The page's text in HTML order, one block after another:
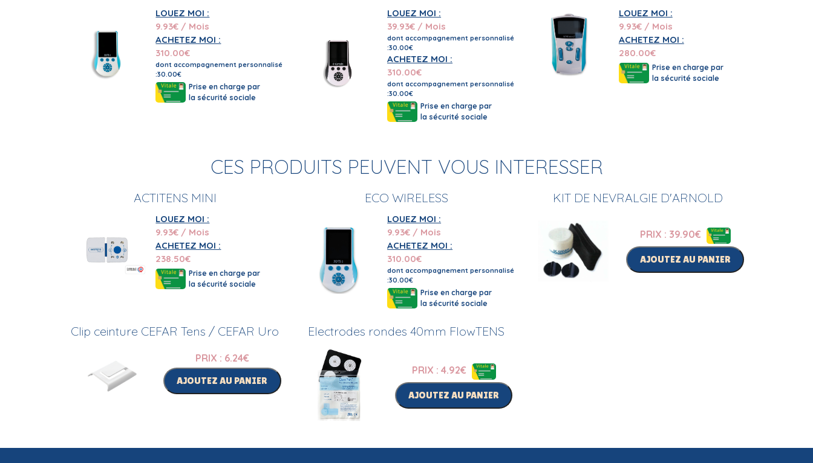
LOUEZ MOI :
9.93€ / Mois
ACHETEZ MOI :
310.00€
dont accompagnement personnalisé
:30.00€
Prise en charge par
la sécurité sociale
LOUEZ MOI :
39.93€ / Mois
dont accompagnement personnalisé
:30.00€
ACHETEZ MOI :
310.00€
dont accompagnement personnalisé
:30.00€
Prise en charge par
la sécurité sociale
LOUEZ MOI :
9.93€ / Mois
ACHETEZ MOI :
280.00€
Prise en charge par
la sécurité sociale
CES PRODUITS PEUVENT VOUS INTERESSER
ACTITENS MINI
LOUEZ MOI :
9.93€ / Mois
ACHETEZ MOI :
238.50€
Prise en charge par
la sécurité sociale
ECO WIRELESS
LOUEZ MOI :
9.93€ / Mois
ACHETEZ MOI :
310.00€
dont accompagnement personnalisé
:30.00€
Prise en charge par
la sécurité sociale
KIT DE NEVRALGIE D'ARNOLD
PRIX : 39.90€
AJOUTEZ AU PANIER
Clip ceinture CEFAR Tens / CEFAR Uro
PRIX : 6.24€
AJOUTEZ AU PANIER
Electrodes rondes 40mm FlowTENS
PRIX : 4.92€
AJOUTEZ AU PANIER